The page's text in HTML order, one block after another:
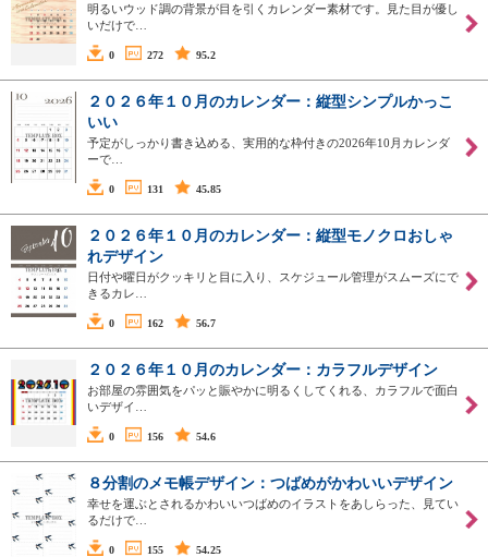
明るいウッド調の背景が目を引くカレンダー素材です。見た目が優し
いだけで…
0 272 95.2
２０２６年１０月のカレンダー：縦型シンプルかっこ
いい
予定がしっかり書き込める、実用的な枠付きの2026年10月カレンダ
ーで…
0 131 45.85
２０２６年１０月のカレンダー：縦型モノクロおしゃ
れデザイン
日付や曜日がクッキリと目に入り、スケジュール管理がスムーズにで
きるカレ…
0 162 56.7
２０２６年１０月のカレンダー：カラフルデザイン
お部屋の雰囲気をパッと賑やかに明るくしてくれる、カラフルで面白
いデザイ…
0 156 54.6
８分割のメモ帳デザイン：つばめがかわいいデザイン
幸せを運ぶとされるかわいいつばめのイラストをあしらった、見てい
るだけで…
0 155 54.25